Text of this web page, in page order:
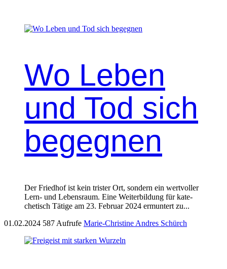
Wo Leben
und Tod sich
begegnen
Der Fried­hof ist kein tris­ter Ort, son­dern ein wertvoller
Lern- und Leben­sraum. Eine Weit­er­bil­dung für kat­e­
chetisch Tätige am 23. Feb­ru­ar 2024 ermuntert zu...
01.02.2024 587 Aufrufe Marie-Christine Andres Schürch